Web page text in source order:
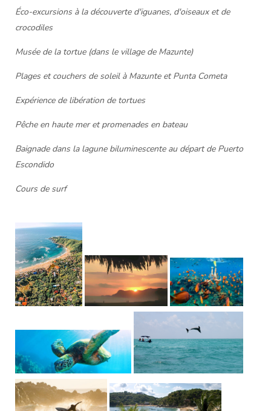
Éco-excursions à la découverte d'iguanes, d'oiseaux et de
crocodiles
Musée de la tortue (dans le village de Mazunte)
Plages et couchers de soleil à Mazunte et Punta Cometa
Expérience de libération de tortues
Pêche en haute mer et promenades en bateau
Baignade dans la lagune biluminescente au départ de Puerto
Escondido
Cours de surf